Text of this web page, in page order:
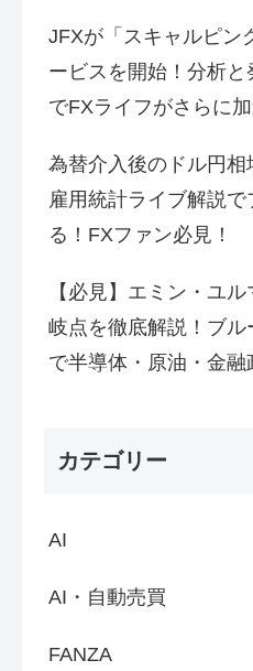
JFXが「スキャルピン
ービスを開始！分析
でFXライフがさらに
為替介入後のドル円
雇用統計ライブ解説で
る！FXファン必見！
【必見】エミン・ユ
岐点を徹底解説！ブル
で半導体・原油・金融
カテゴリー
AI
AI・自動売買
FANZA